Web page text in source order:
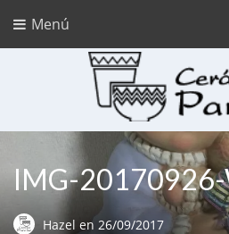
Menú
Cerámica Paraíso
Ceramica para pintar
IMG-
Hazel en 26/09/2017